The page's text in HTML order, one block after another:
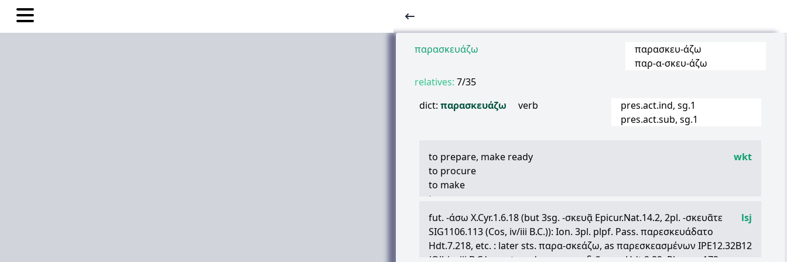
παρασκευάζω παρασκευ-άζω
παρ-α-σκευ-άζω
relatives: 7/35
dict: παρασκευάζω verb
pres.act.ind, sg.1
pres.act.sub, sg.1
wkt
to prepare, make ready
to procure
to make
to prepare
to make, concoct
to cook
lsj
fut. -άσω X.Cyr.1.6.18 (but 3sg. -σκευᾷ Epicur.Nat.14.2, 2pl. -σκευᾶτε
SIG1106.113 (Cos, iv/iii B.C.)): Ion. 3pl. plpf. Pass. παρεσκευάδατο
Hdt.7.218, etc. : later sts. παρα-σκεάζω, as παρεσκεασμένων IPE12.32B12